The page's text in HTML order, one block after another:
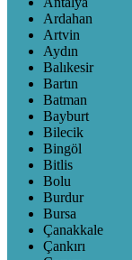
Ardahan
Artvin
Aydın
Balıkesir
Bartın
Batman
Bayburt
Bilecik
Bingöl
Bitlis
Bolu
Burdur
Bursa
Çanakkale
Çankırı